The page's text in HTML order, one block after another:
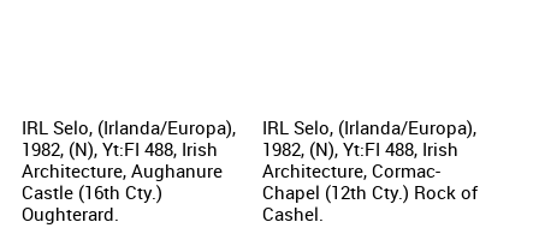
IRL Selo, (Irlanda/Europa),
1982, (N), Yt:FI 488, Irish
Architecture, Aughanure
Castle (16th Cty.)
Oughterard.
IRL Selo, (Irlanda/Europa),
1982, (N), Yt:FI 488, Irish
Architecture, Cormac-
Chapel (12th Cty.) Rock of
Cashel.